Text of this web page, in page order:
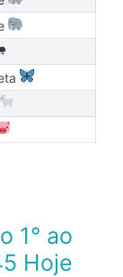
1° ao
Hoje